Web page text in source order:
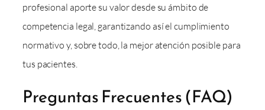
profesional aporte su valor desde su ámbito de
competencia legal, garantizando así el cumplimiento
normativo y, sobre todo, la mejor atención posible para
tus pacientes.
Preguntas Frecuentes (FAQ)